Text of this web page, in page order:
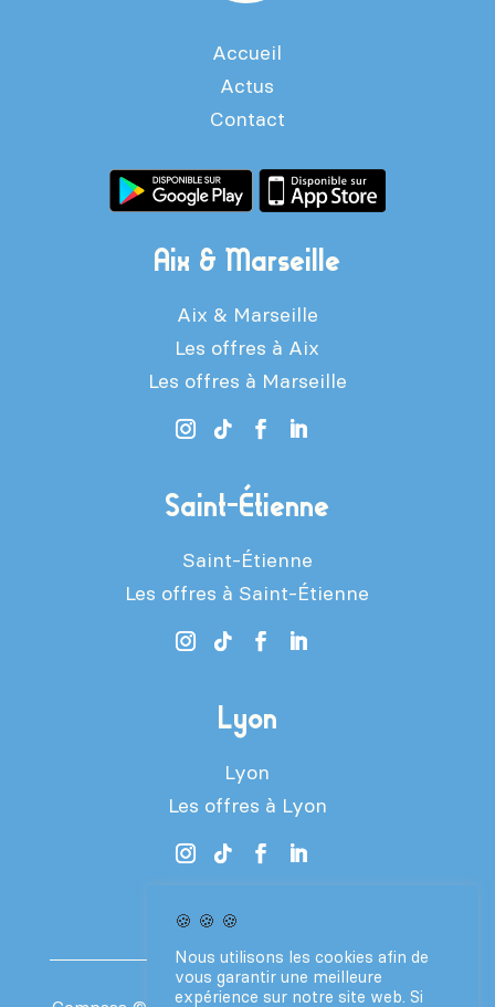
Accueil
Actus
Contact
Aix & Marseille
Aix & Marseille
Les offres à Aix
Les offres à Marseille
Saint-Étienne
Saint-Étienne
Les offres à Saint-Étienne
Lyon
Lyon
Les offres à Lyon
🍪 🍪 🍪
Nous utilisons les cookies afin de
vous garantir une meilleure
expérience sur notre site web. Si